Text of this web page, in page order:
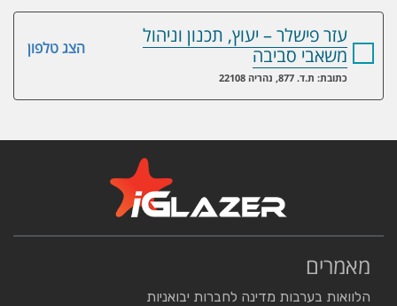
הצג טלפון
עזר פישלר – יעוץ, תכנון וניהול
משאבי סביבה
כתובת: ת.ד. 877, נהריה 22108
מאמרים
הלוואות בערבות מדינה לחברות יבואניות